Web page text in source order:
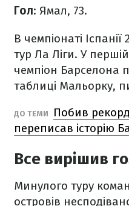
Гол: Ямал, 73.
В чемпіонаті
тур Ла Ліги. У
чемпіон Барселона
таблиці Мальорку,
ДО ТЕМИ
Побив
переписав історію
Все вирішив
Минулого туру
островів